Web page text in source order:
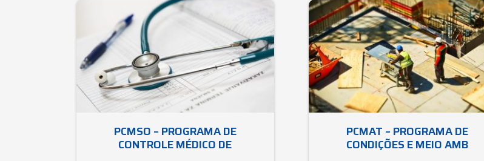
PCMSO – PROGRAMA DE
CONTROLE MÉDICO DE
PCMAT – PROGRAMA DE
CONDIÇÕES E MEIO AMB